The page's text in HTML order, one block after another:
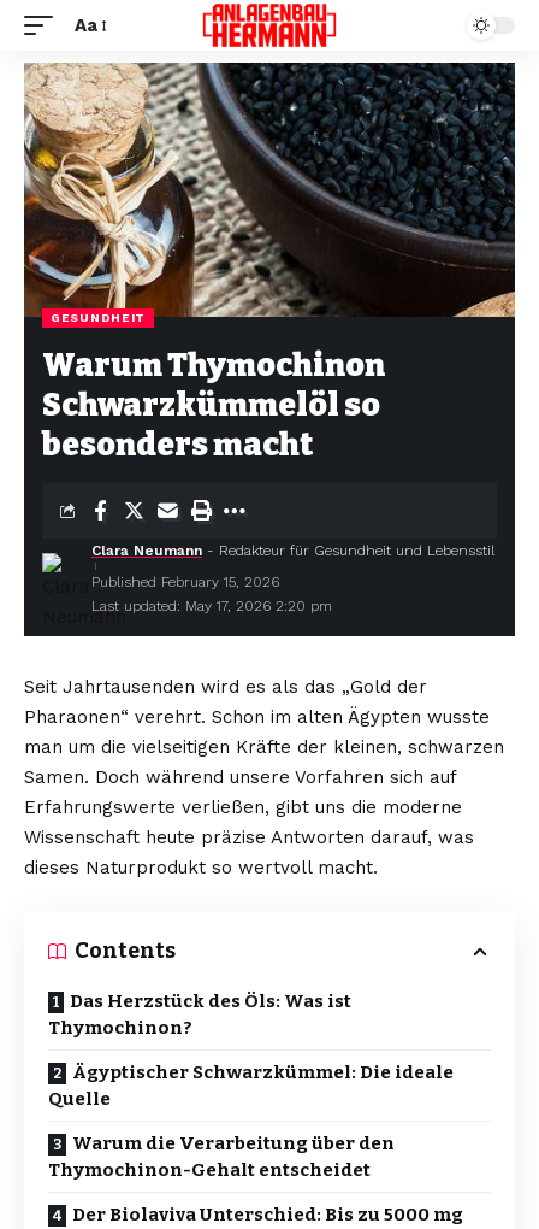
Aa
GESUNDHEIT
Warum Thymochinon
Schwarzkümmelöl so
besonders macht
Last updated: May 17, 2026 2:20 pm
Clara Neumann - Redakteur für Gesundheit und Lebensstil
Published February 15, 2026
Seit Jahrtausenden wird es als das „Gold der
Pharaonen“ verehrt. Schon im alten Ägypten wusste
man um die vielseitigen Kräfte der kleinen, schwarzen
Samen. Doch während unsere Vorfahren sich auf
Erfahrungswerte verließen, gibt uns die moderne
Wissenschaft heute präzise Antworten darauf, was
dieses Naturprodukt so wertvoll macht.
Contents
Das Herzstück des Öls: Was ist
Thymochinon?
Ägyptischer Schwarzkümmel: Die ideale
Quelle
Warum die Verarbeitung über den
Thymochinon-Gehalt entscheidet
Der Biolaviva Unterschied: Bis zu 5000 mg